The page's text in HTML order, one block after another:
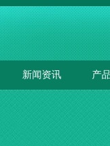
新闻资讯 产